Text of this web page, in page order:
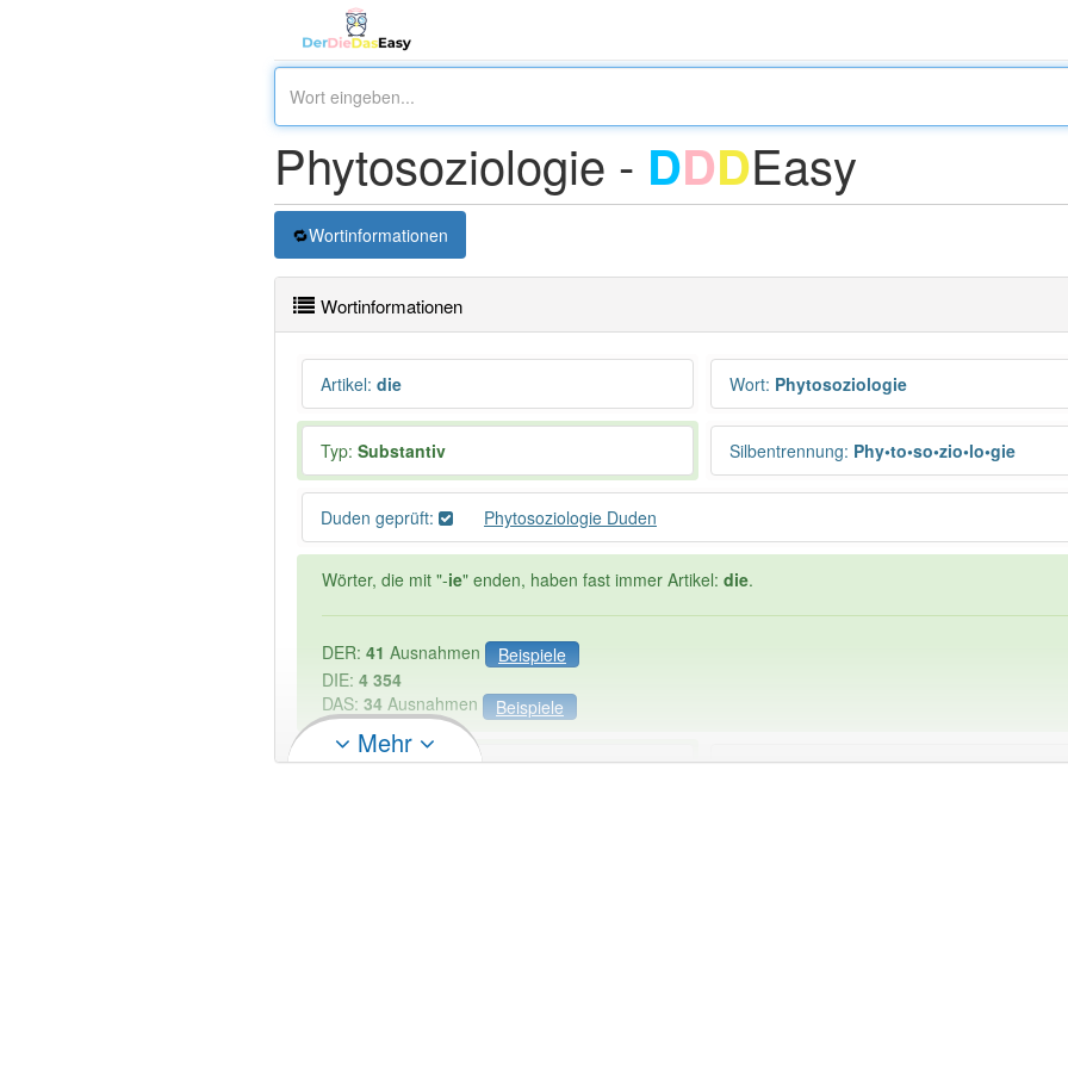
Phytosoziologie - DDDEasy
Wortinformationen
Wortinformationen
Artikel: die Wort: Phytosoziologie
Typ: Substantiv Silbentrennung: Phy•to•so•zio•lo•gie
Duden geprüft: Phytosoziologie Duden
Wörter, die mit "-ie" enden, haben fast immer Artikel: die.
DER: 41 Ausnahmen
Beispiele
DIE: 4 354
DAS: 34 Ausnahmen Beispiele
PowerIndex:2 Häufigkeit: 2 von 10
Mehr